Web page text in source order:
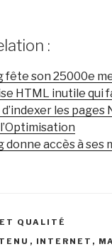
:
fête son 25000e
HTML inutile qui
les pages
donne accès à ses
QUALITÉ
, INTERNET ,